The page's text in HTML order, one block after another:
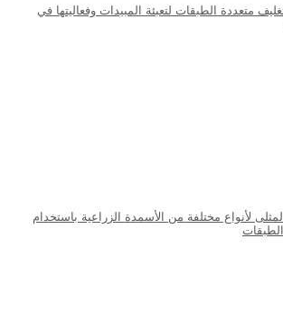
الطبقات لتعبئة المبيدات وفعاليتها في
مختلفة من الأسمدة الزراعية باستخدام